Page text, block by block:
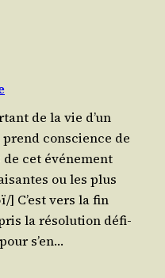
de la vie d’un
conscience de
de cet évé­ne­ment
ou les plus
] C’est vers la fin
pris la réso­lu­tion défi­
s’en…